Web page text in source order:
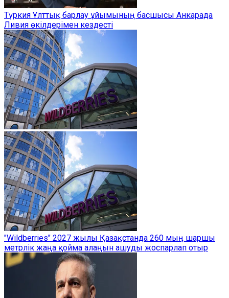
Түркия Ұлттық барлау ұйымының басшысы Анкарада
Ливия өкілдерімен кездесті
"Wildberries" 2027 жылы Қазақстанда 260 мың шаршы
метрлік жаңа қойма алаңын ашуды жоспарлап отыр